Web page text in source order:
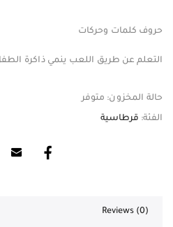
حروف كلمات وحركات
التعلم عن طريق اللعب ينمي ذاكرة
حالة المخزون: متوفر
الفئة: قرطاسية
Reviews (0)